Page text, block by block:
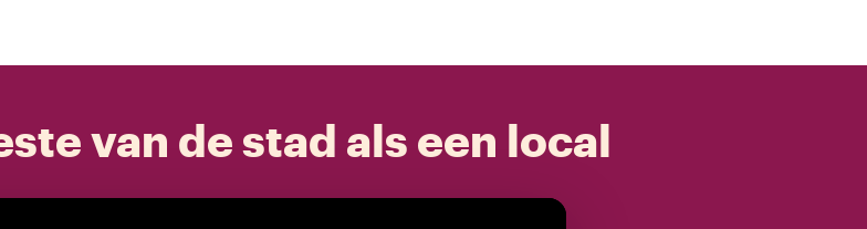
van de stad als een local